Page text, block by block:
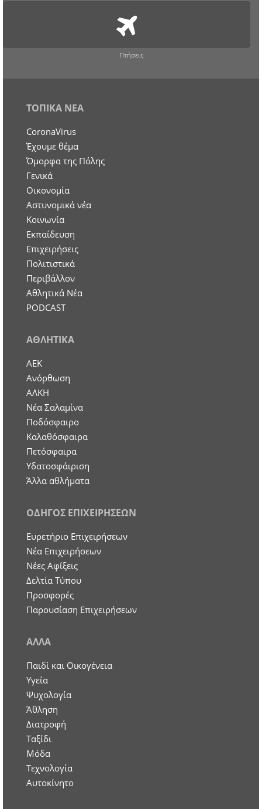
Πτήσεις
ΤΟΠΙΚΑ ΝΕΑ
CoronaVirus
Έχουμε θέμα
Όμορφα της Πόλης
Γενικά
Οικονομία
Aστυνομικά νέα
Κοινωνία
Εκπαίδευση
Επιχειρήσεις
Πολιτιστικά
Περιβάλλον
Αθλητικά Νέα
PODCAST
ΑΘΛΗΤΙΚΑ
ΑΕΚ
Ανόρθωση
ΑΛΚΗ
Νέα Σαλαμίνα
Ποδόσφαιρο
Καλαθόσφαιρα
Πετόσφαιρα
Υδατοσφάιριση
Άλλα αθλήματα
ΟΔΗΓΟΣ ΕΠΙΧΕΙΡΗΣΕΩΝ
Ευρετήριο Επιχειρήσεων
Nέα Επιχειρήσεων
Νέες Αφίξεις
Δελτία Τύπου
Προσφορές
Παρουσίαση Επιχειρήσεων
ΑΛΛΑ
Παιδί και Οικογένεια
Υγεία
Ψυχολογία
Άθληση
Διατροφή
Ταξίδι
Μόδα
Τεχνολογία
Αυτοκίνητο